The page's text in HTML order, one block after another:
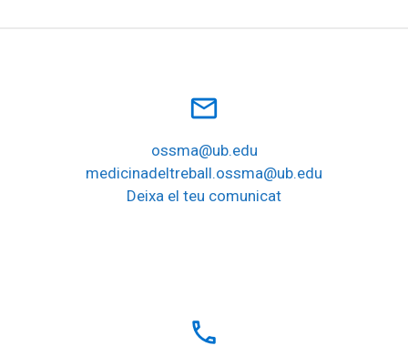
mail_outline
ossma@ub.edu
medicinadeltreball.ossma@ub.edu
Deixa el teu comunicat
local_phone